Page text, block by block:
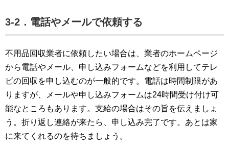
3-2．電話やメールで依頼する
不用品回収業者に依頼したい場合は、業者のホームページ
から電話やメール、申し込みフォームなどを利用してテレ
ビの回収を申し込むのが一般的です。電話は時間制限があ
りますが、メールや申し込みフォームは24時間受け付け可
能なところもあります。支給の場合はその旨を伝えましょ
う。折り返し連絡が来たら、申し込み完了です。あとは家
に来てくれるのを待ちましょう。